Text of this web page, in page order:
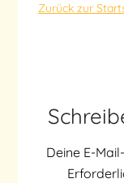
Zurück zur
Deine E-